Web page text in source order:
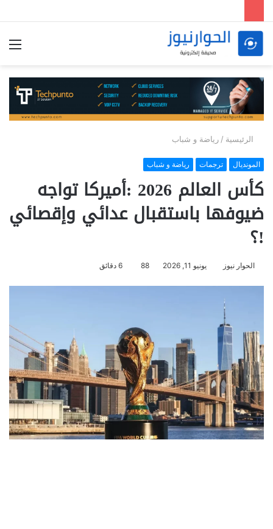
الرئيسية / رياضة و شباب
المونديال ترجمات رياضة و شباب
كأس العالم 2026 :أميركا تواجه
ضيوفها باستقبال عدائي وإقصائي
!؟
الحوار نيوز يونيو 11, 2026 88